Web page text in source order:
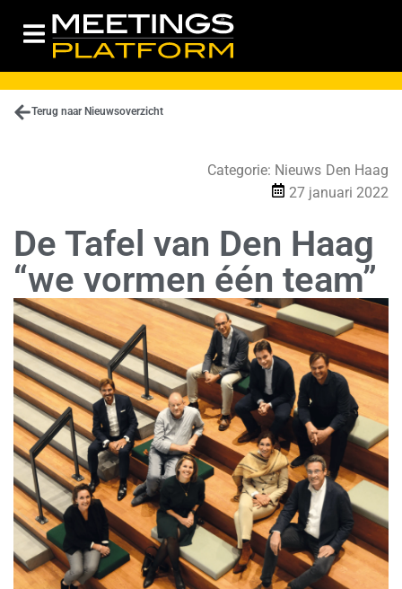
Terug naar Nieuwsoverzicht
Categorie: Nieuws Den Haag
27 januari 2022
De Tafel van Den Haag
“we vormen één team”